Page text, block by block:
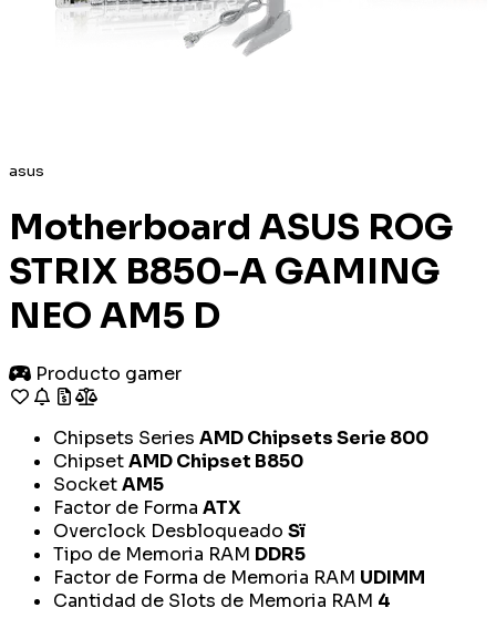
asus
Motherboard ASUS ROG
STRIX B850-A GAMING
NEO AM5 D
Producto gamer
Chipsets Series AMD Chipsets Serie 800
ChipsetAMD Chipset B850
SocketAM5
Factor de Forma ATX
Overclock Desbloqueado Sï
Tipo de Memoria RAM DDR5
Factor de Forma de Memoria RAM UDIMM
Cantidad de Slots de Memoria RAM 4